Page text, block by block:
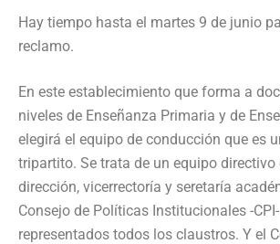
Hay tiempo hasta el martes 9 de junio
reclamo.
En este establecimiento que forma a
niveles de Enseñanza Primaria y de
elegirá el equipo de conducción que es
tripartito. Se trata de un equipo
dirección, vicerrectoría y seretaría
Consejo de Políticas Institucionales -
representados todos los claustros. Y el